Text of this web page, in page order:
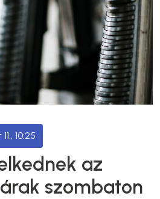
10:25
az
szombaton